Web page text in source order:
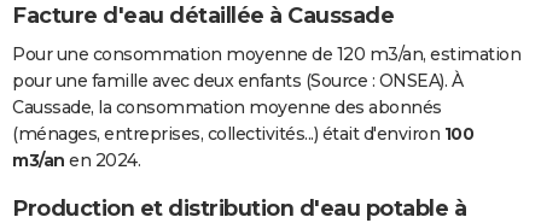
Facture d'eau détaillée à Caussade
Pour une consommation moyenne de 120 m3/an, estimation
pour une famille avec deux enfants (Source : ONSEA). À
Caussade, la consommation moyenne des abonnés
(ménages, entreprises, collectivités...) était d'environ 100
m3/an en 2024.
Production et distribution d'eau potable à